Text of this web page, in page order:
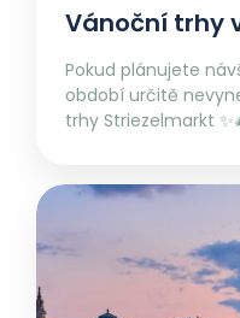
Vánoční trhy
Pokud plánujete
období určitě
trhy Striezelmarkt